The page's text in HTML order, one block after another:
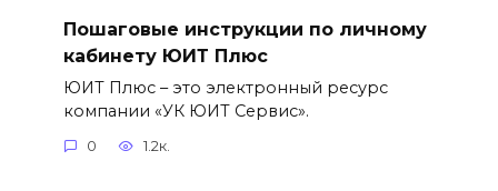
Пошаговые инструкции по личному
кабинету ЮИТ Плюс
ЮИТ Плюс – это электронный ресурс
компании «УК ЮИТ Сервис».
0 1.2к.